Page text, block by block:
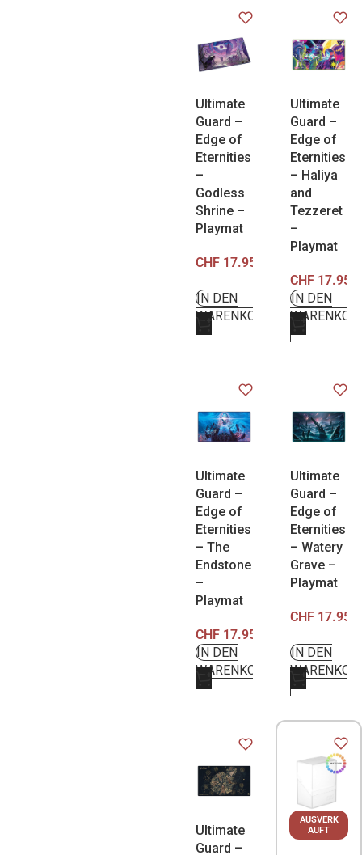
Ultimate
Guard –
Edge of
Eternities
–
Godless
Shrine –
Playmat
CHF 17.95
IN DEN
WARENKORB
Ultimate
Guard –
Edge of
Eternities
– Haliya
and
Tezzeret
–
Playmat
CHF 17.95
IN DEN
Ultimate
Guard –
Edge of
Eternities
– The
Endstone
–
Playmat
CHF 17.95
IN DEN
WARENKORB
Ultimate
Guard –
Edge of
Eternities
– Watery
Grave –
Playmat
CHF 17.95
IN DEN
Ultimate
Guard –
AUSVERK
AUFT